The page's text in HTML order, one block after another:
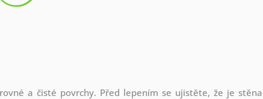
a čisté povrchy. Před lepením se ujistěte, že je stěna